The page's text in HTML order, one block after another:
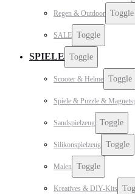
Regen & Outdoor Toggle
SALE Toggle
SPIELE Toggle
Scooter & Helme Toggle
Spiele & Puzzle &
Sandspielzeug Toggle
Silikonspielzeug Toggle
Malen Toggle
Kreatives & DIY-Kits